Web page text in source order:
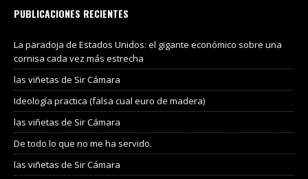
PUBLICACIONES RECIENTES
La paradoja de Estados Unidos: el gigante económico sobre una
cornisa cada vez más estrecha
las viñetas de Sir Cámara
Ideología practica (falsa cual euro de madera)
las viñetas de Sir Cámara
De todo lo que no me ha servido.
las viñetas de Sir Cámara